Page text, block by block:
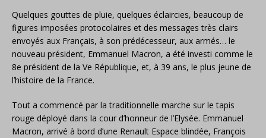
Quelques gouttes de pluie, quelques éclaircies, beaucoup de
figures imposées protocolaires et des messages très clairs
envoyés aux Français, à son prédécesseur, aux armés… le
nouveau président, Emmanuel Macron, a été investi comme le
8e président de la Ve République, et, à 39 ans, le plus jeune de
l’histoire de la France.
Tout a commencé par la traditionnelle marche sur le tapis
rouge déployé dans la cour d’honneur de l’Elysée. Emmanuel
Macron, arrivé à bord d’une Renault Espace blindée, François